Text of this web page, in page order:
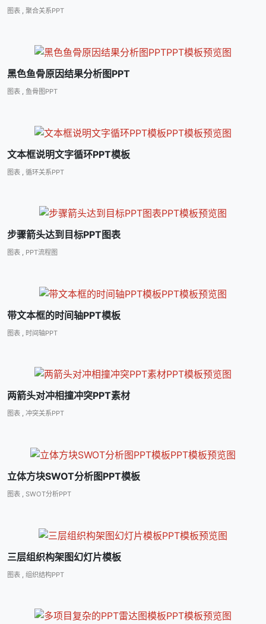
图表 , 聚合关系PPT
黑色鱼骨原因结果分析图PPT
图表 , 鱼骨图PPT
文本框说明文字循环PPT模板
图表 循环关系PPT
步骤箭头达到目标PPT图表
图表 , PPT流程图
带文本框的时间轴PPT模板
图表 , 时间轴PPT
两箭头对冲相撞冲突PPT素材
图表 , 冲突关系PPT
立体方块SWOT分析图PPT模板
图表 , SWOT分析PPT
三层组织构架图幻灯片模板
图表 组织结构PPT